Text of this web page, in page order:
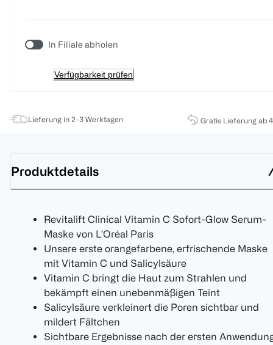
In Filiale abholen
Verfügbarkeit prüfen
Lieferung in 2-3 Werktagen Gratis Lieferung ab
Produktdetails
Revitalift Clinical Vitamin C Sofort-Glow Serum-
Maske von L'Oréal Paris
Unsere erste orangefarbene, erfrischende Maske
mit Vitamin C und Salicylsäure
Vitamin C bringt die Haut zum Strahlen und
bekämpft einen unebenmäßigen Teint
Salicylsäure verkleinert die Poren sichtbar und
mildert Fältchen
Sichtbare Ergebnisse nach der ersten